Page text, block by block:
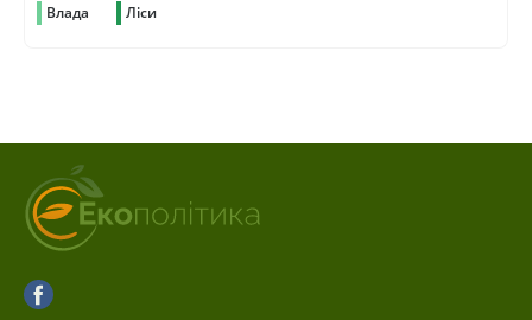
Влада Ліси